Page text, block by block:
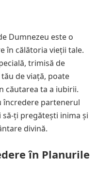
Dumnezeu este o
în călătoria vieții tale.
trimisă de
de viață, poate
căutarea ta a iubirii.
încredere partenerul
ți pregătești inima și
divină.
în Planurile